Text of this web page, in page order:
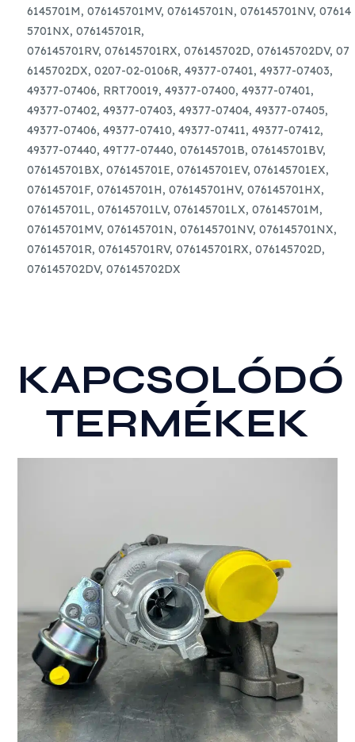
6145701M, 076145701MV, 076145701N, 076145701NV, 07614
5701NX, 076145701R,
076145701RV, 076145701RX, 076145702D, 076145702DV, 07
6145702DX, 0207-02-0106R, 49377-07401, 49377-07403,
49377-07406, RRT70019, 49377-07400, 49377-07401,
49377-07402, 49377-07403, 49377-07404, 49377-07405,
49377-07406, 49377-07410, 49377-07411, 49377-07412,
49377-07440, 49T77-07440, 076145701B, 076145701BV,
076145701BX, 076145701E, 076145701EV, 076145701EX,
076145701F, 076145701H, 076145701HV, 076145701HX,
076145701L, 076145701LV, 076145701LX, 076145701M,
076145701MV, 076145701N, 076145701NV, 076145701NX,
076145701R, 076145701RV, 076145701RX, 076145702D,
076145702DV, 076145702DX
KAPCSOLÓDÓ
TERMÉKEK